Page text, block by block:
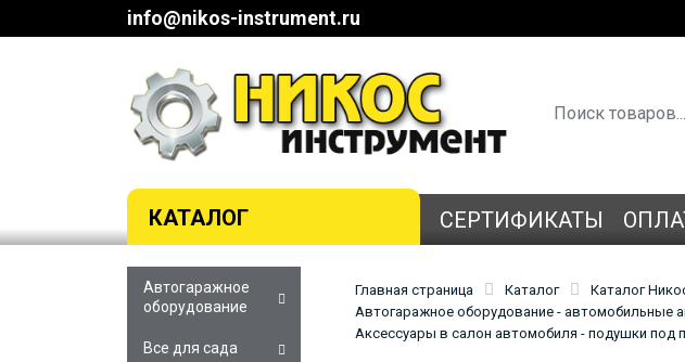
info@nikos-instrument.ru
КАТАЛОГ СЕРТИФИКАТЫ
Главная страница Каталог
Каталог
Автогаражное оборудование - автомобильные
Аксессуары в салон автомобиля - подушки под
Автогаражное
оборудование
Все для сада